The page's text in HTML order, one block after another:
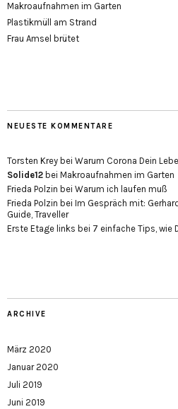
Makroaufnahmen im Garten
Plastikmüll am Strand
Frau Amsel brütet
NEUESTE KOMMENTARE
Torsten Krey bei Warum Corona Dein
Solide12 bei Makroaufnahmen im Garten
Frieda Polzin bei Warum ich laufen muß
Frieda Polzin bei Im Gespräch mit:
Guide, Traveller
Erste Etage links bei 7 einfache Tips, wie
ARCHIVE
März 2020
Januar 2020
Juli 2019
Juni 2019